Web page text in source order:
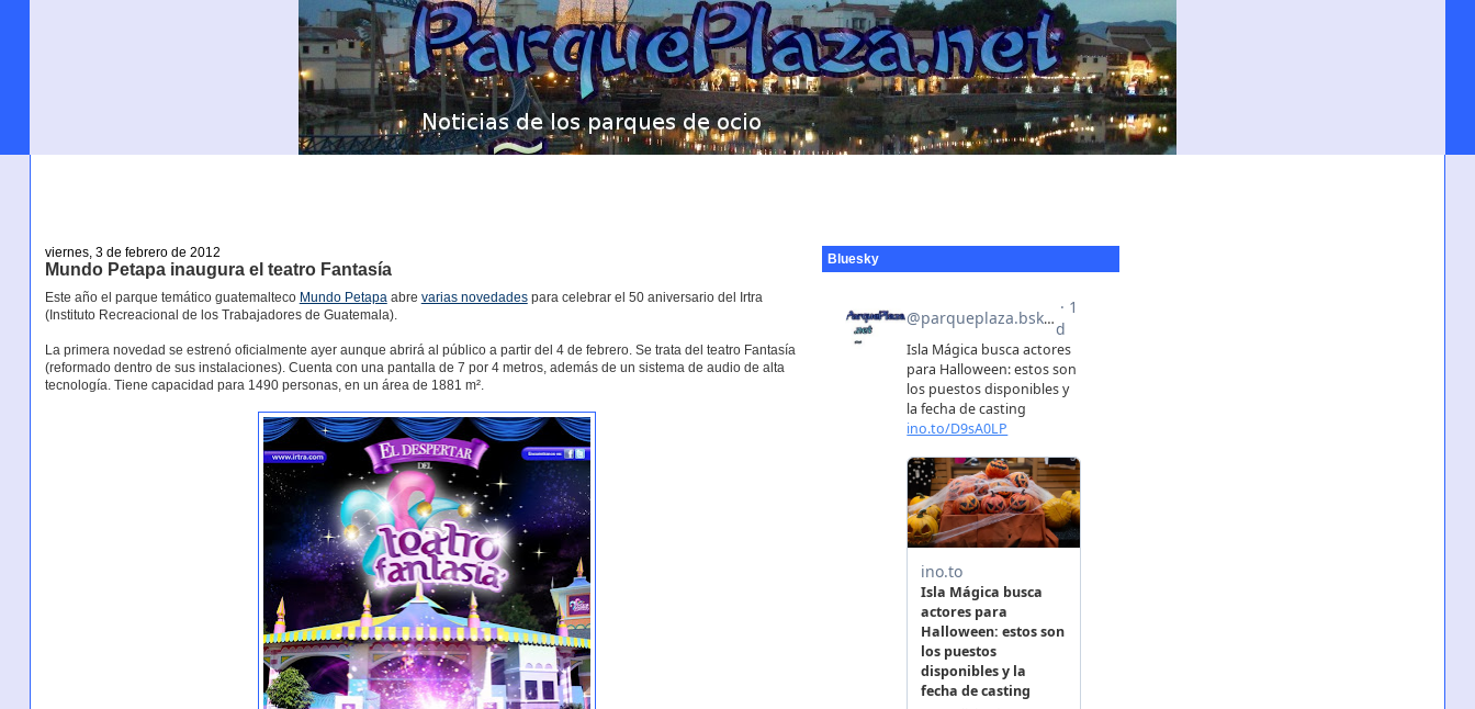
viernes, 3 de febrero de 2012
Mundo Petapa inaugura el teatro Fantasía
Este año el parque temático guatemalteco Mundo Petapaabre varias novedadespara celebrar el 50 aniversario del Irtra
(Instituto Recreacional de los Trabajadores de Guatemala).
La primera novedad se estrenó oficialmente ayer aunque abrirá al público a partir del 4 de febrero. Se trata del teatro Fantasía
(reformado dentro de sus instalaciones). Cuenta con una pantalla de 7 por 4 metros, además de un sistema de audio de alta
tecnología. Tiene capacidad para 1490 personas, en un área de 1881 m².
Bluesky